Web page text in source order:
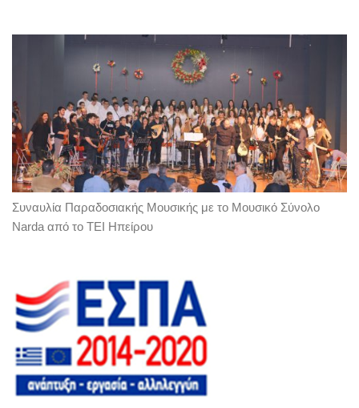
Συναυλία Παραδοσιακής Μουσικής με το Μουσικό Σύνολο
Narda από το ΤΕΙ Ηπείρου